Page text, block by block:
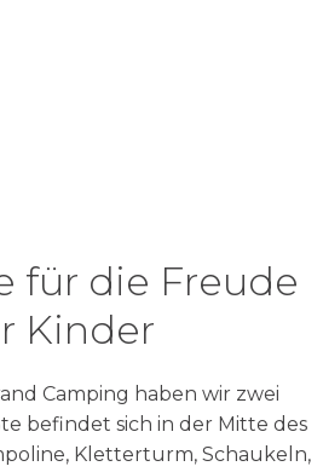
für die Freude
Kinder
Camping haben wir zwei
befindet sich in der Mitte des
Kletterturm, Schaukeln,